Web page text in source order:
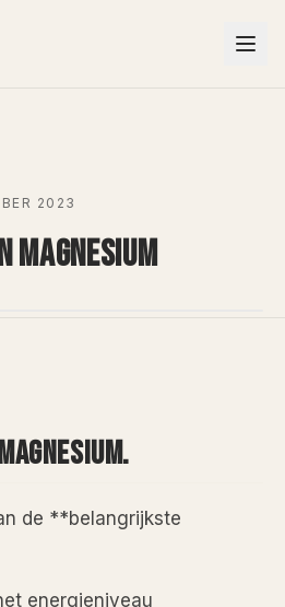
2023
MAGNESIUM
de **belangrijkste
energieniveau